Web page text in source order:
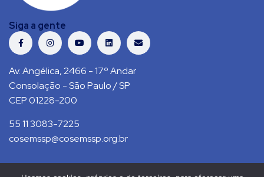
Siga a gente
Av. Angélica, 2466 - 17º Andar
Consolação - São Paulo / SP
CEP 01228-200
55 11 3083-7225
cosemssp@cosemssp.org.br